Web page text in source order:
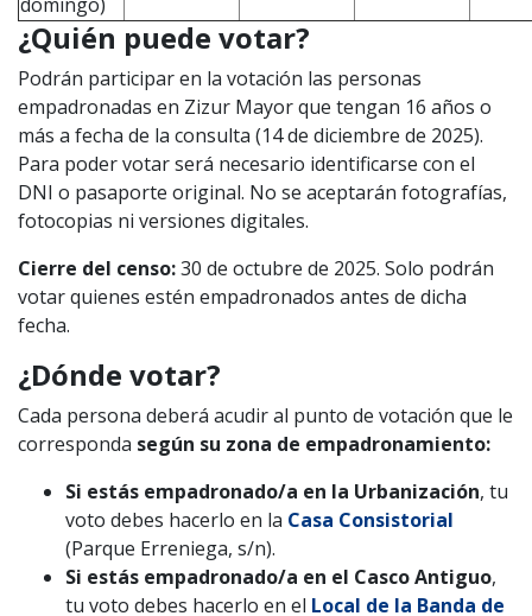
¿Quién puede votar?
Podrán participar en la votación las personas
empadronadas en Zizur Mayor que tengan 16 años o
más a fecha de la consulta (14 de diciembre de 2025).
Para poder votar será necesario identificarse con el
DNI o pasaporte original. No se aceptarán fotografías,
fotocopias ni versiones digitales.
Cierre del censo:30 de octubre de 2025. Solo podrán
votar quienes estén empadronados antes de dicha
fecha.
¿Dónde votar?
Cada persona deberá acudir al punto de votación que le
corresponda según su zona de empadronamiento:
Si estás empadronado/a en la Urbanización, tu
voto debes hacerlo en la Casa Consistorial
(Parque Erreniega, s/n).
Si estás empadronado/a en el Casco Antiguo,
tu voto debes hacerlo en el Local de la Banda de